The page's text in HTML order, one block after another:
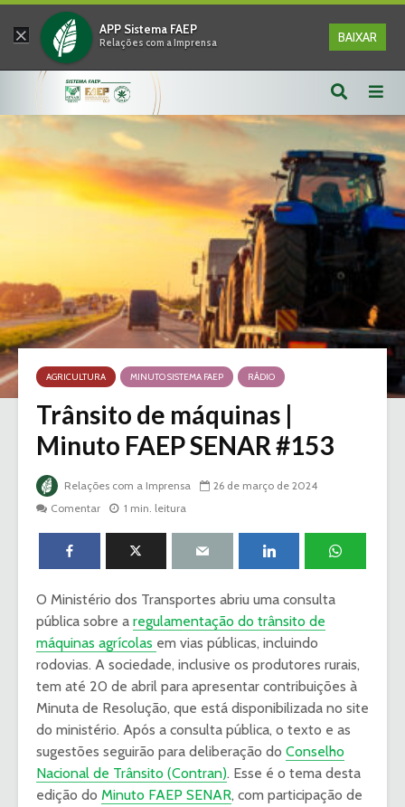
× APP Sistema FAEP
Relações com a Imprensa BAIXAR
AGRICULTURA MINUTO SISTEMA FAEP RÁDIO
Trânsito de máquinas |
Minuto FAEP SENAR #153
Relações com a Imprensa
26 de março de 2024
Comentar
1 min. leitura
O Ministério dos Transportes abriu uma consulta
pública sobre a regulamentação do trânsito de
máquinas agrícolas em vias públicas, incluindo
rodovias. A sociedade, inclusive os produtores rurais,
tem até 20 de abril para apresentar contribuições à
Minuta de Resolução, que está disponibilizada no site
do ministério. Após a consulta pública, o texto e as
sugestões seguirão para deliberação do Conselho
Nacional de Trânsito (Contran). Esse é o tema desta
edição do Minuto FAEP SENAR, com participação de